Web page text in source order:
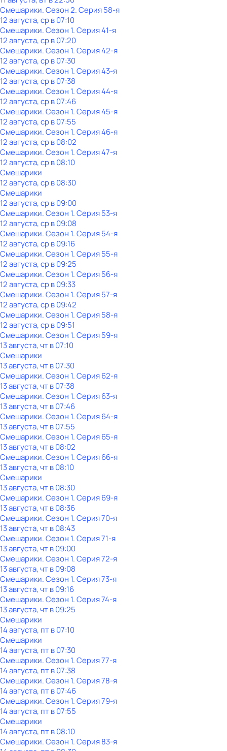
Смешарики. Сезон 2. Серия 58-я
12 августа, ср в 07:10
Смешарики. Сезон 1. Серия 41-я
12 августа, ср в 07:20
Смешарики. Сезон 1. Серия 42-я
12 августа, ср в 07:30
Смешарики. Сезон 1. Серия 43-я
12 августа, ср в 07:38
Смешарики. Сезон 1. Серия 44-я
12 августа, ср в 07:46
Смешарики. Сезон 1. Серия 45-я
12 августа, ср в 07:55
Смешарики. Сезон 1. Серия 46-я
12 августа, ср в 08:02
Смешарики. Сезон 1. Серия 47-я
12 августа, ср в 08:10
Смешарики
12 августа, ср в 08:30
Смешарики
12 августа, ср в 09:00
Смешарики. Сезон 1. Серия 53-я
12 августа, ср в 09:08
Смешарики. Сезон 1. Серия 54-я
12 августа, ср в 09:16
Смешарики. Сезон 1. Серия 55-я
12 августа, ср в 09:25
Смешарики. Сезон 1. Серия 56-я
12 августа, ср в 09:33
Смешарики. Сезон 1. Серия 57-я
12 августа, ср в 09:42
Смешарики. Сезон 1. Серия 58-я
12 августа, ср в 09:51
Смешарики. Сезон 1. Серия 59-я
13 августа, чт в 07:10
Смешарики
13 августа, чт в 07:30
Смешарики. Сезон 1. Серия 62-я
13 августа, чт в 07:38
Смешарики. Сезон 1. Серия 63-я
13 августа, чт в 07:46
Смешарики. Сезон 1. Серия 64-я
13 августа, чт в 07:55
Смешарики. Сезон 1. Серия 65-я
13 августа, чт в 08:02
Смешарики. Сезон 1. Серия 66-я
13 августа, чт в 08:10
Смешарики
13 августа, чт в 08:30
Смешарики. Сезон 1. Серия 69-я
13 августа, чт в 08:36
Смешарики. Сезон 1. Серия 70-я
13 августа, чт в 08:43
Смешарики. Сезон 1. Серия 71-я
13 августа, чт в 09:00
Смешарики. Сезон 1. Серия 72-я
13 августа, чт в 09:08
Смешарики. Сезон 1. Серия 73-я
13 августа, чт в 09:16
Смешарики. Сезон 1. Серия 74-я
13 августа, чт в 09:25
Смешарики
14 августа, пт в 07:10
Смешарики
14 августа, пт в 07:30
Смешарики. Сезон 1. Серия 77-я
14 августа, пт в 07:38
Смешарики. Сезон 1. Серия 78-я
14 августа, пт в 07:46
Смешарики. Сезон 1. Серия 79-я
14 августа, пт в 07:55
Смешарики
14 августа, пт в 08:10
Смешарики. Сезон 1. Серия 83-я